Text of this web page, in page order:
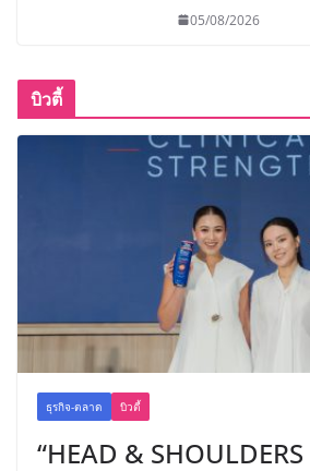
05/08/2026
บิวตี้
ธุรกิจ-ตลาด บิวตี้
“HEAD &